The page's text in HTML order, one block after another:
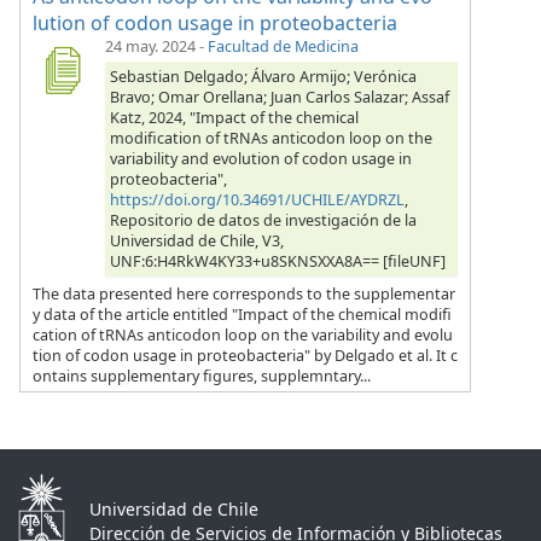
lution of codon usage in proteobacteria
24 may. 2024- Facultad de Medicina
Sebastian Delgado; Álvaro Armijo; Verónica
Bravo; Omar Orellana; Juan Carlos Salazar; Assaf
Katz, 2024, "Impact of the chemical
modification of tRNAs anticodon loop on the
variability and evolution of codon usage in
proteobacteria",
https://doi.org/10.34691/UCHILE/AYDRZL,
Repositorio de datos de investigación de la
Universidad de Chile, V3,
UNF:6:H4RkW4KY33+u8SKNSXXA8A== [fileUNF]
The data presented here corresponds to the supplementar
y data of the article entitled "Impact of the chemical modifi
cation of tRNAs anticodon loop on the variability and evolu
tion of codon usage in proteobacteria" by Delgado et al. It c
ontains supplementary figures, supplemntary...
Universidad de Chile
Dirección de Servicios de Información y Bibliotecas